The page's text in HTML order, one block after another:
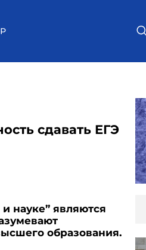
сдавать ЕГЭ
науке” являются
образования.